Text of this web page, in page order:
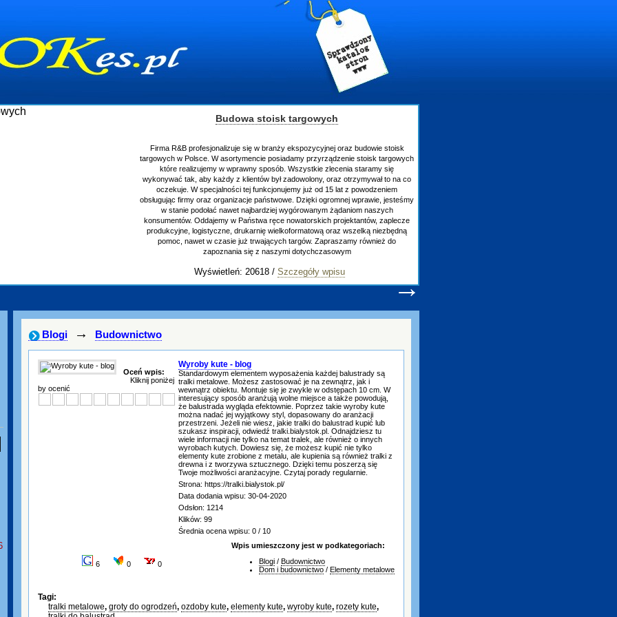
Budowa stoisk targowych
Firma R&B profesjonalizuje się w branży ekspozycyjnej oraz budowie stoisk
targowych w Polsce. W asortymencie posiadamy przyrządzenie stoisk targowych
które realizujemy w wprawny sposób. Wszystkie zlecenia staramy się
wykonywać tak, aby każdy z klientów był zadowolony, oraz otrzymywał to na co
oczekuje. W specjalności tej funkcjonujemy już od 15 lat z powodzeniem
obsługując firmy oraz organizacje państwowe. Dzięki ogromnej wprawie, jesteśmy
w stanie podołać nawet najbardziej wygórowanym żądaniom naszych
konsumentów. Oddajemy w Państwa ręce nowatorskich projektantów, zaplecze
produkcyjne, logistyczne, drukarnię wielkoformatową oraz wszelką niezbędną
pomoc, nawet w czasie już trwających targów. Zapraszamy również do
zapoznania się z naszymi dotychczasowym
Wyświetleń: 20618 / Szczegóły wpisu
→
Blogi → Budownictwo
Oceń wpis:
Kliknij poniżej
by ocenić
Wyroby kute - blog
Standardowym elementem wyposażenia każdej balustrady są
tralki metalowe. Możesz zastosować je na zewnątrz, jak i
wewnątrz obiektu. Montuje się je zwykle w odstępach 10 cm. W
interesujący sposób aranżują wolne miejsce a także powodują,
że balustrada wygląda efektownie. Poprzez takie wyroby kute
można nadać jej wyjątkowy styl, dopasowany do aranżacji
przestrzeni. Jeżeli nie wiesz, jakie tralki do balustrad kupić lub
szukasz inspiracji, odwiedź tralki.bialystok.pl. Odnajdziesz tu
wiele informacji nie tylko na temat tralek, ale również o innych
wyrobach kutych. Dowiesz się, że możesz kupić nie tylko
elementy kute zrobione z metalu, ale kupienia są również tralki z
drewna i z tworzywa sztucznego. Dzięki temu poszerzą się
Twoje możliwości aranżacyjne. Czytaj porady regularnie.
Strona: https://tralki.bialystok.pl/
Data dodania wpisu: 30-04-2020
Odsłon: 1214
Klików: 99
Średnia ocena wpisu: 0 / 10
6 0 0
Wpis umieszczony jest w podkategoriach:
Blogi / Budownictwo
Dom i budownictwo / Elementy metalowe
Tagi:
tralki metalowe, groty do ogrodzeń, ozdoby kute, elementy kute, wyroby kute, rozety kute,